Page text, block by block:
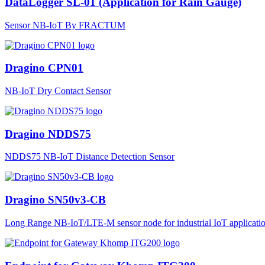
Sensor NB-IoT By FRACTUM
Dragino CPN01
NB-IoT Dry Contact Sensor
Dragino NDDS75
NDDS75 NB-IoT Distance Detection Sensor
Dragino SN50v3-CB
Long Range NB-IoT/LTE-M sensor node for industrial IoT